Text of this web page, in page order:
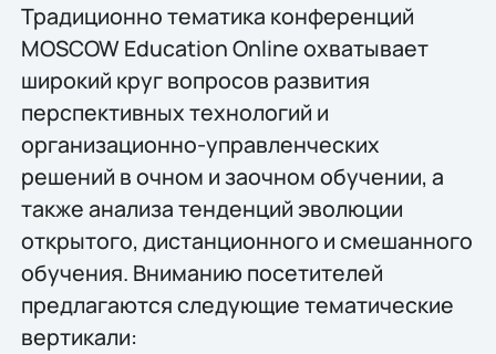
Традиционно тематика конференций
MOSCOW Education Online охватывает
широкий круг вопросов развития
перспективных технологий и
организационно-управленческих
решений в очном и заочном обучении, а
также анализа тенденций эволюции
открытого, дистанционного и смешанного
обучения. Вниманию посетителей
предлагаются следующие тематические
вертикали: